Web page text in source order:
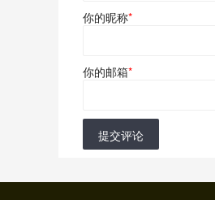
你的昵称*
你的邮箱*
提交评论